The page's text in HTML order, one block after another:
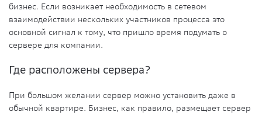
бизнес. Если возникает необходимость в сетевом
взаимодействии нескольких участников процесса это
основной сигнал к тому, что пришло время подумать о
сервере для компании.
Где расположены сервера?
При большом желании сервер можно установить даже в
обычной квартире. Бизнес, как правило, размещает сервер